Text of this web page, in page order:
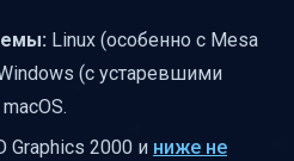
Linux (особенно с Mesa
(с устаревшими
Graphics 2000 и ниже не